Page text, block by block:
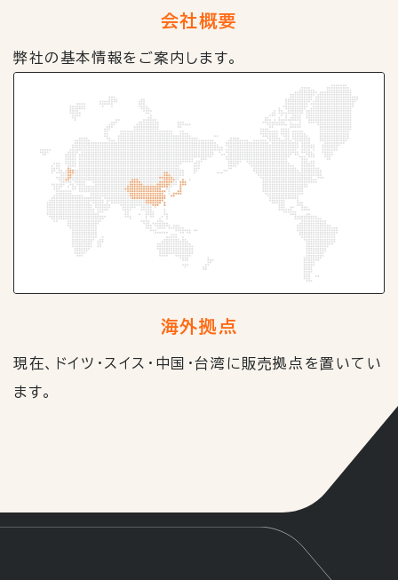
会社概要
弊社の基本情報をご案内します。
海外拠点
現在、ドイツ・スイス・中国・台湾に販売拠点を置いてい
ます。